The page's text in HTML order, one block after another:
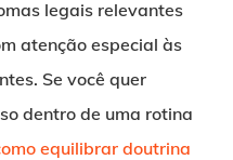
legais relevantes
atenção especial às
Se você quer
dentro de uma rotina
equilibrar doutrina